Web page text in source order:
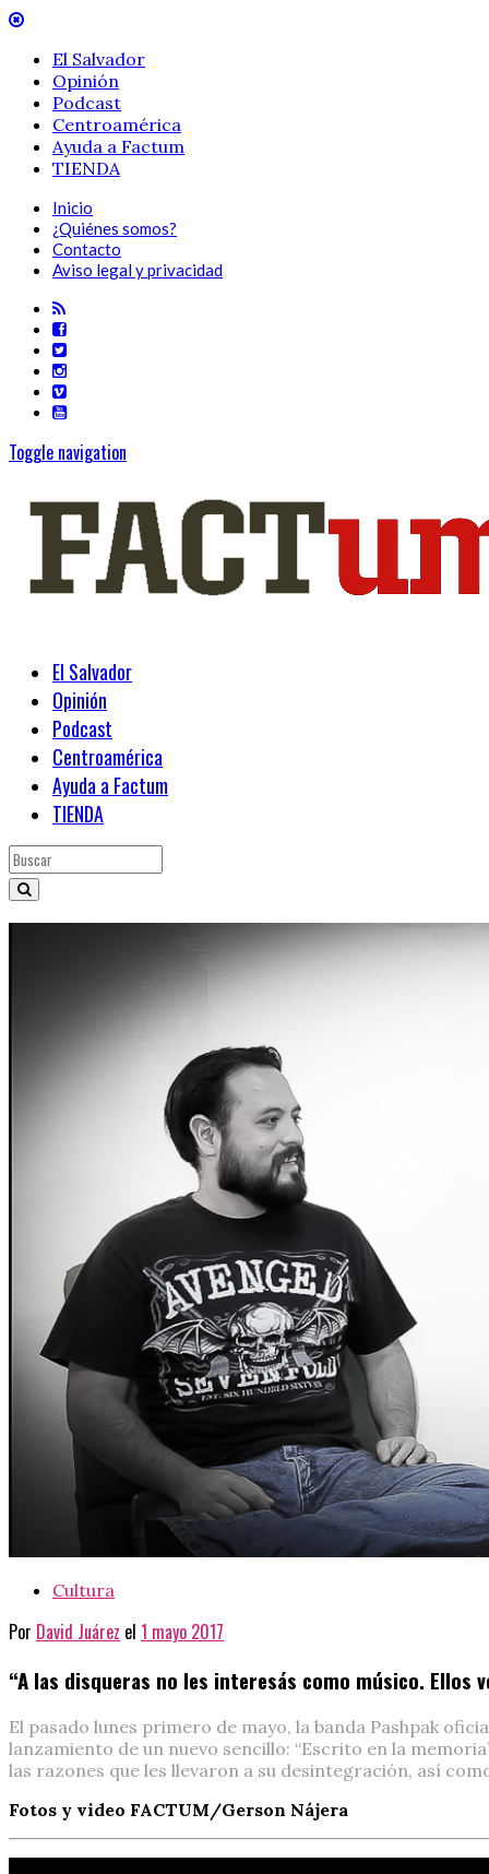
El Salvador
Opinión
Podcast
Centroamérica
Ayuda a Factum
TIENDA
Inicio
¿Quiénes somos?
Contacto
Aviso legal y privacidad
Toggle navigation
El Salvador
Opinión
Podcast
Centroamérica
Ayuda a Factum
TIENDA
Cultura
Por David Juárez el 1 mayo 2017
“A las disqueras no les interesás como músico. Ellos
El pasado lunes primero de mayo, la banda Pashpak
lanzamiento de un nuevo sencillo: “Escrito en la
las razones que les llevaron a su desintegración, así
Fotos y video FACTUM/Gerson Nájera